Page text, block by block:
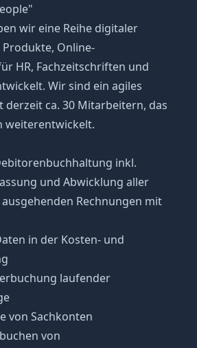
wir eine Reihe digitaler
Online-
HR, Fachzeitschriften und
Wir sind ein agiles
derzeit ca. 30 Mitarbeitern, das
weiterentwickelt.
inkl.
und Abwicklung aller
Rechnungen mit
in der Kosten- und
laufender
von Sachkonten
von